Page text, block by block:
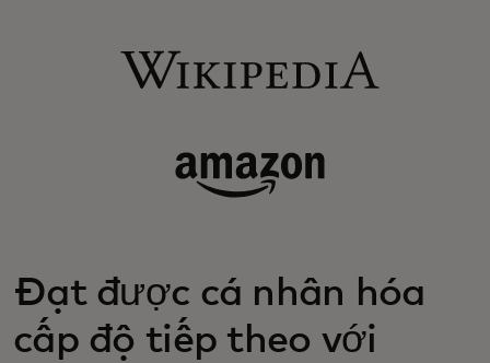
Đạt được cá nhân hóa
cấp độ tiếp theo với